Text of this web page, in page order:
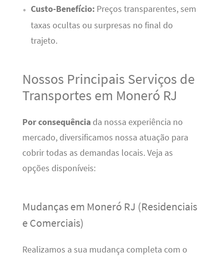
Custo-Benefício:Preços transparentes, sem
taxas ocultas ou surpresas no final do
trajeto.
Nossos Principais Serviços de
Transportes em Moneró RJ
Por consequênciada nossa experiência no
mercado, diversificamos nossa atuação para
cobrir todas as demandas locais. Veja as
opções disponíveis:
Mudanças em Moneró RJ (Residenciais
e Comerciais)
Realizamos a sua mudança completa com o